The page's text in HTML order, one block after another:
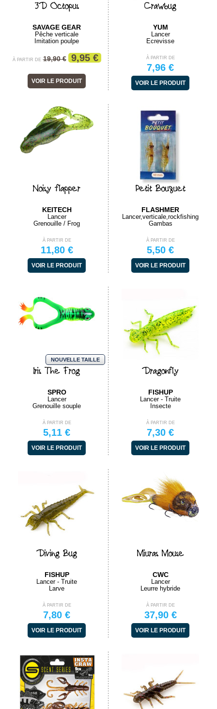
3D Octopus
SAVAGE GEAR
Pêche verticale
Imitation poulpe
À PARTIR DE 19,90 € 9,95 €
VOIR LE PRODUIT
Crawbug
YUM
Lancer
Ecrevisse
À PARTIR DE
7,96 €
VOIR LE PRODUIT
Noisy flapper
KEITECH
Lancer
Grenouille / Frog
À PARTIR DE
11,80 €
VOIR LE PRODUIT
Petit Bouquet
FLASHMER
Lancer,verticale,rockfishing
Gambas
À PARTIR DE
5,50 €
VOIR LE PRODUIT
NOUVELLE TAILLE
Iris The Frog
SPRO
Lancer
Grenouille souple
À PARTIR DE
5,11 €
VOIR LE PRODUIT
Dragonfly
FISHUP
Lancer - Truite
Insecte
À PARTIR DE
7,30 €
VOIR LE PRODUIT
Diving Bug
FISHUP
Lancer - Truite
Larve
À PARTIR DE
7,80 €
VOIR LE PRODUIT
Miuras Mouse
CWC
Lancer
Leurre hybride
À PARTIR DE
37,90 €
VOIR LE PRODUIT